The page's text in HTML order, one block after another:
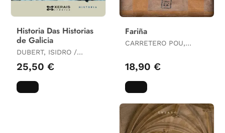
Historia Das Historias
de Galicia
DUBERT, ISIDRO /
GAGO, MANUEL /
GONZÁLEZ GARCÍA,
FRANCISCO / ANDRADE
CERNADAS, JOSÉ
25,50 €
Fariña
CARRETERO POU,
18,90 €